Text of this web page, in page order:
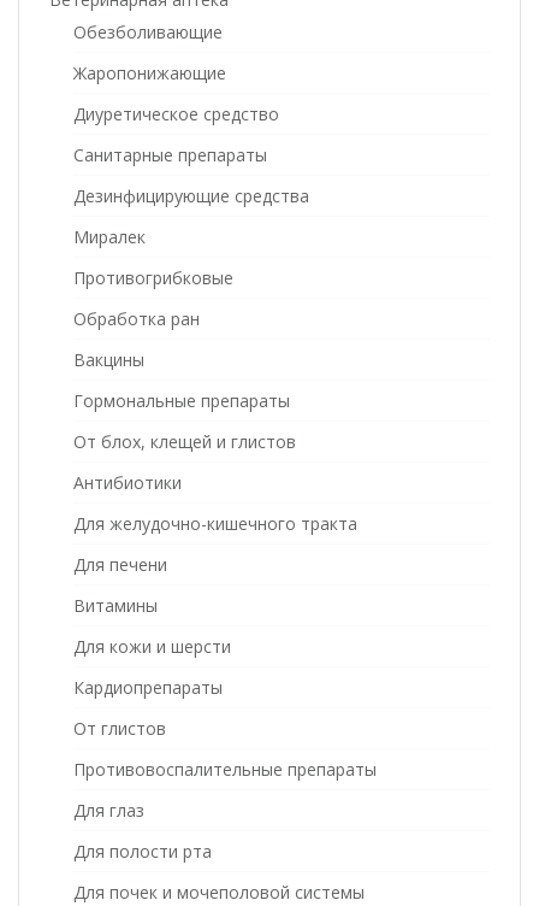
Обезболивающие
Жаропонижающие
Диуретическое средство
Санитарные препараты
Дезинфицирующие средства
Миралек
Противогрибковые
Обработка ран
Вакцины
Гормональные препараты
От блох, клещей и глистов
Антибиотики
Для желудочно-кишечного тракта
Для печени
Витамины
Для кожи и шерсти
Кардиопрепараты
От глистов
Противовоспалительные препараты
Для глаз
Для полости рта
Для почек и мочеполовой системы